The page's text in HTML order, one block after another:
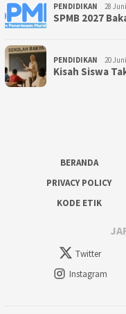
PENDIDIKAN 28
SPMB 2027
PENDIDIKAN 20
Kisah Siswa
BERANDA
PRIVACY POLICY
KODE ETIK
Twitter
Instagram